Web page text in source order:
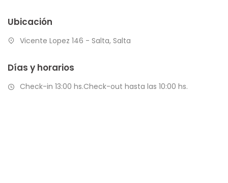
Ubicación
Vicente Lopez 146 - Salta, Salta
Días y horarios
Check-in 13:00 hs.Check-out hasta las 10:00 hs.